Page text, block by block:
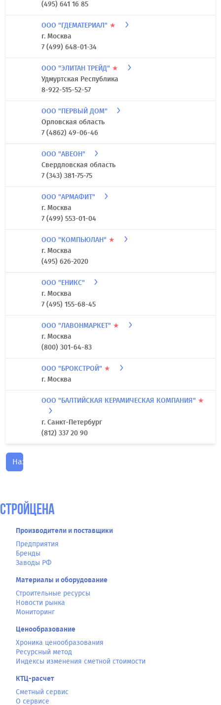
(495) 641 16 85
ООО "ГДЕМАТЕРИАЛ" ★
г. Москва
7 (499) 648-01-34
ООО "ЭЛИТАН ТРЕЙД" ★
Удмуртская Республика
8-922-515-52-57
ООО "ПЕРВЫЙ ДОМ"
Орловская область
7 (4862) 49-06-46
ООО "АВЕОН"
Свердловская область
7 (343) 381-75-75
ООО "АРМАФИТ"
г. Москва
7 (499) 553-01-04
ООО "КОМПЬЮЛАН" ★
г. Москва
(495) 626-2020
ООО "ЕНИКС"
г. Москва
7 (495) 155-68-45
ООО "ЛАВОНМАРКЕТ" ★
г. Москва
(800) 301-64-83
ООО "БРОКСТРОЙ" ★
г. Москва
ООО "БАЛТИЙСКАЯ КЕРАМИЧЕСКАЯ КОМПАНИЯ" ★
г. Санкт-Петербург
(812) 337 20 90
Назад
СтройЦена
Производители и поставщики
Предприятия
Бренды
Заводы РФ
Материалы и оборудование
Строительные ресурсы
Новости рынка
Мониторинг
Ценообразование
Хроника ценообразования
Ресурсный метод
Индексы изменения сметной стоимости
КТЦ-расчет
Сметный сервис
О сервисе